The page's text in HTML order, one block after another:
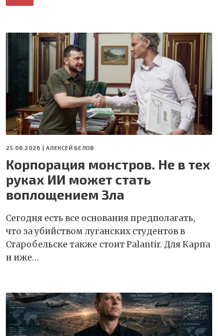
25.06.2026 |АЛЕКСЕЙ БЕЛОВ
Корпорация монстров. Не в тех
руках ИИ может стать
воплощением Зла
Cегодня есть все основания предполагать,
что за убийством луганских студентов в
Старобельске также стоит Palantir. Для Карпа
и иже…